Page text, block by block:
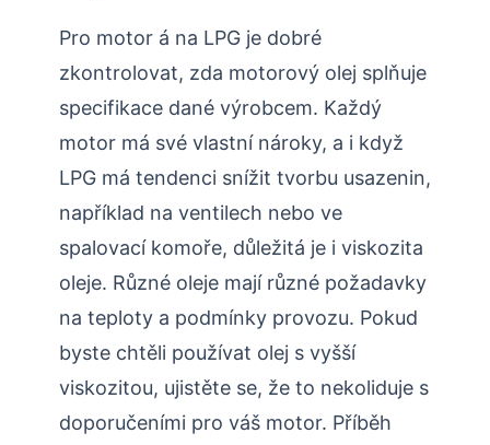
Pro motor á na LPG je dobré
zkontrolovat, zda motorový olej splňuje
specifikace dané výrobcem. Každý
motor má své vlastní nároky, a i když
LPG má tendenci snížit tvorbu usazenin,
například na ventilech nebo ve
spalovací komoře, důležitá je i viskozita
oleje. Různé oleje mají různé požadavky
na teploty a podmínky provozu. Pokud
byste chtěli používat olej s vyšší
viskozitou, ujistěte se, že to nekoliduje s
doporučeními pro váš motor. Příběh